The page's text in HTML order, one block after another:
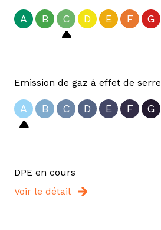
A B C D E F G
Emission de gaz à effet de serre
A B C D E F G
DPE en cours
Voir le détail